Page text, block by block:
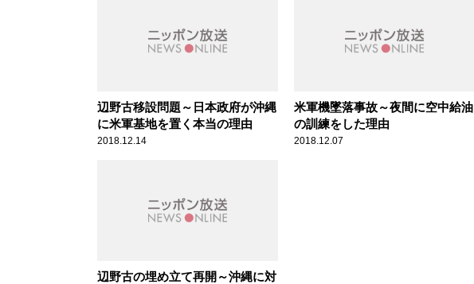
辺野古移設問題～日本政府が沖縄
に米軍基地を置く本当の理由
2018.12.14
米軍機墜落事故～夜間に空中給油
の訓練をした理由
2018.12.07
辺野古の埋め立て再開～沖縄に対